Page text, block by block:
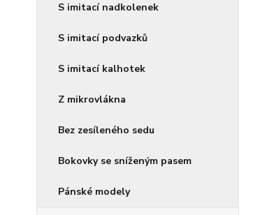
S imitací nadkolenek
S imitací podvazků
S imitací kalhotek
Z mikrovlákna
Bez zesíleného sedu
Bokovky se sníženým pasem
Pánské modely